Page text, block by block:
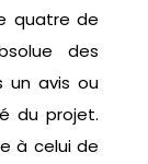
quatre de
des
un avis ou
du projet.
à celui de